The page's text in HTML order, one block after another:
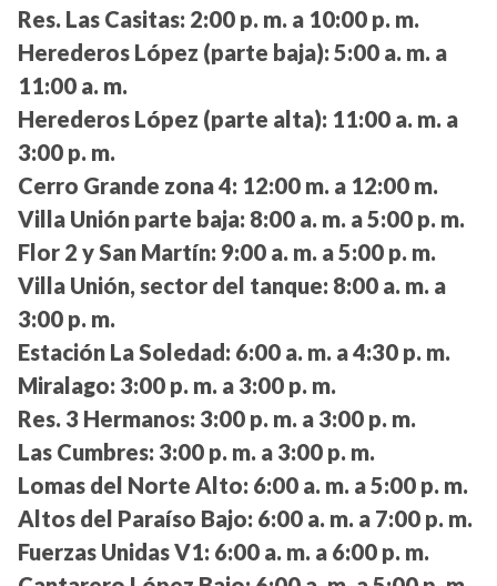
Res. Las Casitas: 2:00 p. m. a 10:00 p. m.
Herederos López (parte baja): 5:00 a. m. a
11:00 a. m.
Herederos López (parte alta): 11:00 a. m. a
3:00 p. m.
Cerro Grande zona 4: 12:00 m. a 12:00 m.
Villa Unión parte baja: 8:00 a. m. a 5:00 p. m.
Flor 2 y San Martín: 9:00 a. m. a 5:00 p. m.
Villa Unión, sector del tanque: 8:00 a. m. a
3:00 p. m.
Estación La Soledad: 6:00 a. m. a 4:30 p. m.
Miralago: 3:00 p. m. a 3:00 p. m.
Res. 3 Hermanos: 3:00 p. m. a 3:00 p. m.
Las Cumbres: 3:00 p. m. a 3:00 p. m.
Lomas del Norte Alto: 6:00 a. m. a 5:00 p. m.
Altos del Paraíso Bajo: 6:00 a. m. a 7:00 p. m.
Fuerzas Unidas V1: 6:00 a. m. a 6:00 p. m.